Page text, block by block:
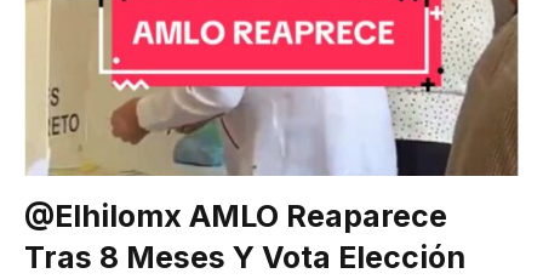
@elhilomx AMLO Reaparece
Tras 8 Meses Y Vota Elección